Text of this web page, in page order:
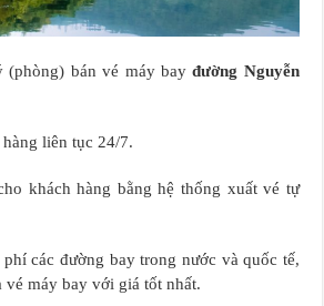
(phòng) bán vé máy bayđường Nguyễn
liên tục 24/7.
khách hàng bằng hệ thống xuất vé tự
các đường bay trong nước và quốc tế,
vé máy bay với giá tốt nhất.